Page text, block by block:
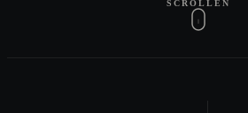
SCROLLEN